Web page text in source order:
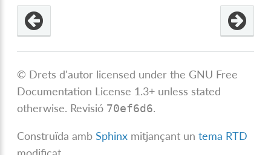
© Drets d'autor licensed under the GNU Free
Documentation License 1.3+ unless stated
otherwise. Revisió 70ef6d6.
Construïda ambSphinx mitjançant untema RTD